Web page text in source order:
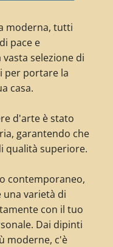
moderna, tutti
pace e
selezione di
per portare la
casa.
d'arte è stato
garantendo che
qualità superiore.
contemporaneo,
varietà di
con il tuo
Dai dipinti
moderne, c'è